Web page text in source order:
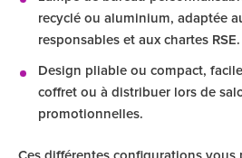
recyclé ou aluminium, adaptée
responsables et aux chartes RSE.
Design pliable ou compact,
coffret ou à distribuer lors de
promotionnelles.